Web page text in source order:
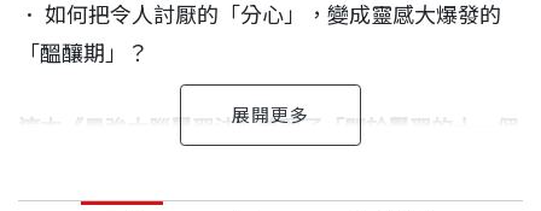
． 如何把令人討厭的「分心」，變成靈感大爆發的
「醞釀期」？
這本《最強大腦學習法》整理了「關於學習的十一個
． 課堂筆記怎麼做，會最有助學習？